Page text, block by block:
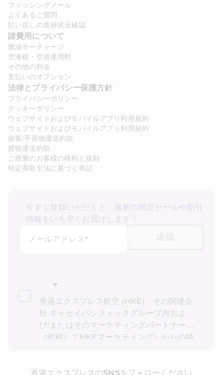
フィッシングメール
よくあるご質問
払い戻しの進捗状況確認
諸費用について
燃油サーチャージ
空港税・空港使用料
その他の料金
支払いのオプション
法律とプライバシー保護方針
プライバシーポリシー
クッキーポリシー
ウェブサイトおよびモバイルアプリ利用規約
ウェブサイトおよびモバイルアプリ利用規約
旅客/手荷物運送約款
貨物運送約款
ご搭乗のお客様の権利と規則
特定商取引法に基づく表記
今すぐ登録いただくと、最新の限定セールや割引
情報をいち早くお届けします！
メールアドレス*
送信
香港エクスプレス航空 (HKE)、その関連会
社 キャセイパシフィックグループ内およ
び/またはそのマーケティングパートナー
（総称してHKEマーケティング）からの特
ーポリシー を読み理解したことを確認し、
香港エクスプレスのSNSをフォローください